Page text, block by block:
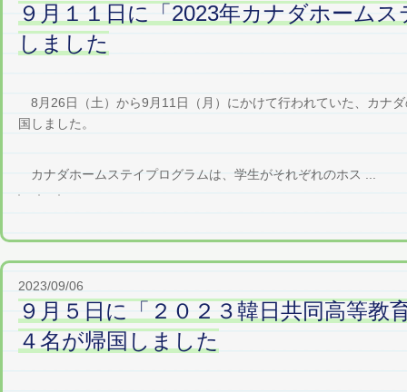
９月１１日に「2023年カナダホーム
しました
8月26日（土）から9月11日（月）にかけて行われていた、カナ
国しました。
カナダホームステイプログラムは、学生がそれぞれのホス ...
2023/09/06
９月５日に「２０２３韓日共同高等
４名が帰国しました